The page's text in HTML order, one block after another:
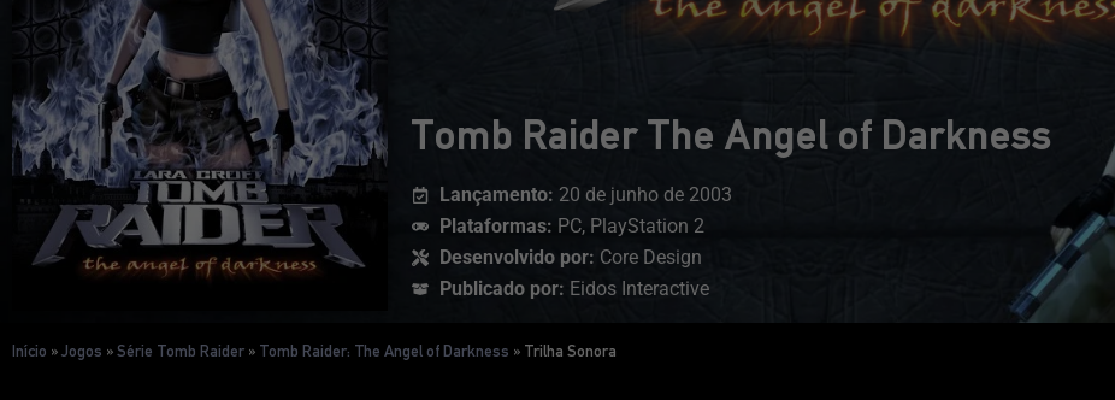
Tomb Raider The Angel of Darkness
Lançamento: 20 de junho de 2003
Plataformas: PC, PlayStation 2
Desenvolvido por: Core Design
Publicado por: Eidos Interactive
Início »Jogos »Série Tomb Raider » Tomb Raider: The Angel of Darkness » Trilha Sonora